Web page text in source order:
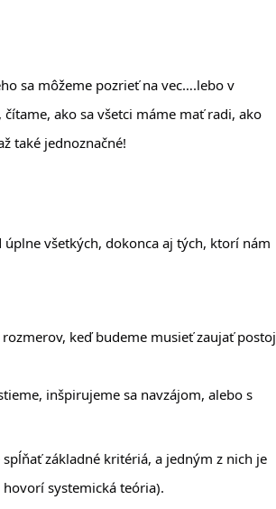
sa môžeme pozrieť na vec….lebo v
ako sa všetci máme mať radi, ako
také jednoznačné!
všetkých, dokonca aj tých, ktorí nám
keď budeme musieť zaujať postoj
inšpirujeme sa navzájom, alebo s
základné kritériá, a jedným z nich je
systemická teória).